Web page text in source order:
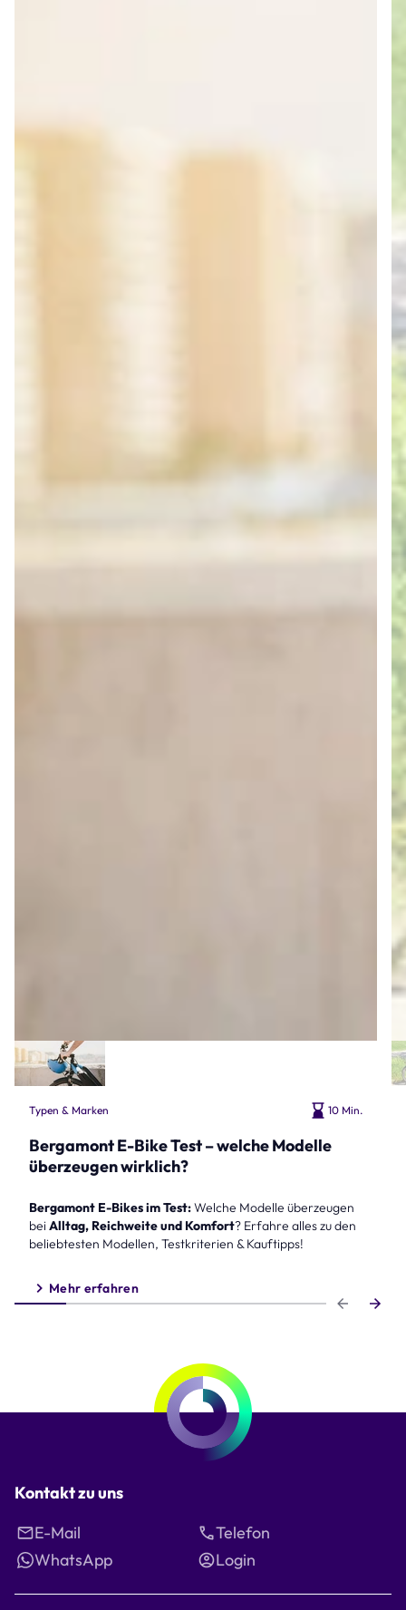
Typen & Marken 10 Min.
Bergamont E-Bike Test – welche Modelle
überzeugen wirklich?
Bergamont E-Bikes im Test:Welche Modelle überzeugen
bei Alltag, Reichweite und Komfort? Erfahre alles zu den
beliebtesten Modellen, Testkriterien & Kauftipps!
Mehr erfahren
Kontakt zu uns
E-Mail
Telefon
WhatsApp
Login